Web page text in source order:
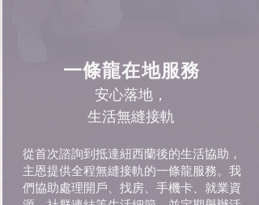
一條龍在地服務
安心落地，
生活無縫接軌
從首次諮詢到抵達紐西蘭後的生活協助，
主恩提供全程無縫接軌的一條龍服務。我
們協助處理開戶、找房、手機卡、就業資